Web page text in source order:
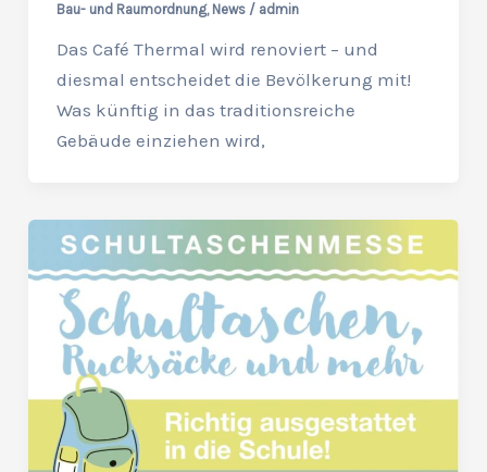
Bau- und Raumordnung, News/ admin
Das Café Thermal wird renoviert – und
diesmal entscheidet die Bevölkerung mit!
Was künftig in das traditionsreiche
Gebäude einziehen wird,